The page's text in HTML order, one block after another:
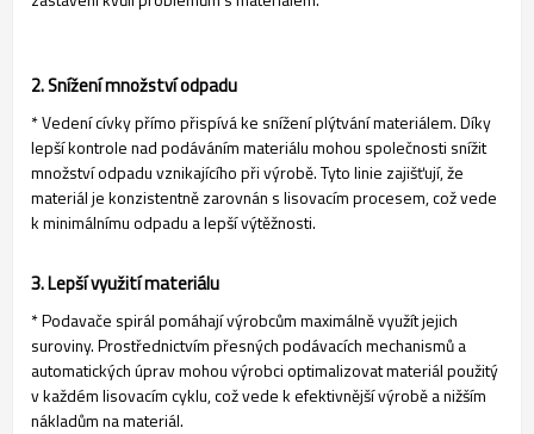
2. Snížení množství odpadu
* Vedení cívky přímo přispívá ke snížení plýtvání materiálem. Díky
lepší kontrole nad podáváním materiálu mohou společnosti snížit
množství odpadu vznikajícího při výrobě. Tyto linie zajišťují, že
materiál je konzistentně zarovnán s lisovacím procesem, což vede
k minimálnímu odpadu a lepší výtěžnosti.
3. Lepší využití materiálu
* Podavače spirál pomáhají výrobcům maximálně využít jejich
suroviny. Prostřednictvím přesných podávacích mechanismů a
automatických úprav mohou výrobci optimalizovat materiál použitý
v každém lisovacím cyklu, což vede k efektivnější výrobě a nižším
nákladům na materiál.